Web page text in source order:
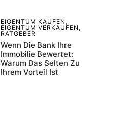
EIGENTUM KAUFEN ,
EIGENTUM VERKAUFEN ,
RATGEBER
Wenn Die Bank Ihre
Immobilie Bewertet:
Warum Das Selten Zu
Ihrem Vorteil Ist